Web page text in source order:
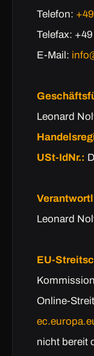
Telefon:
Telefax:
E-Mail:
Leonard
USt-IdNr.:
Leonard
EU-
Online-
nicht bereit